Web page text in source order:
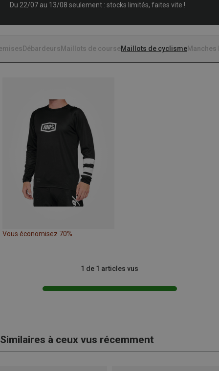
Du 22/07 au 13/08 seulement : stocks limités, faites vite !
DébardeursMaillots de courseMaillots de cyclismeManches
Vous économisez 70%
1 de 1 articles vus
Similaires à ceux vus récemment